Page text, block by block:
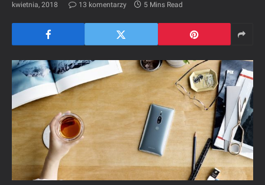
kwietnia, 2018
13 komentarzy 5 Mins Read